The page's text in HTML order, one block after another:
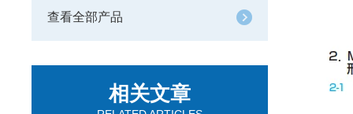
查看全部产品
相关文章